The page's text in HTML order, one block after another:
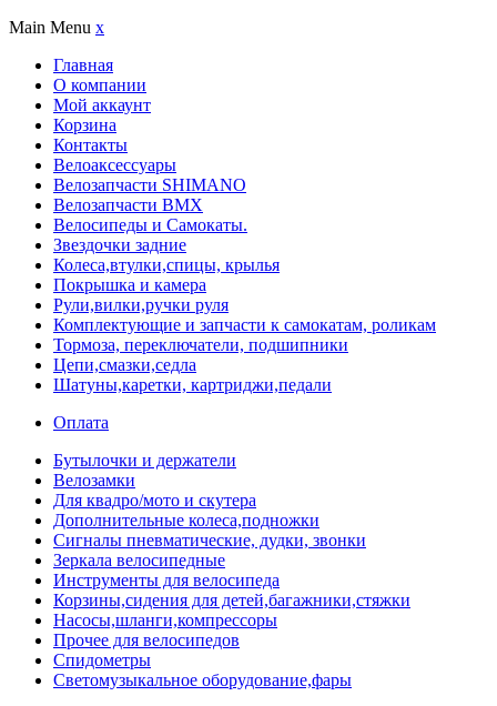
Main Menu x
Главная
О компании
Мой аккаунт
Корзина
Контакты
Велоаксессуары
Велозапчасти SHIMANO
Велозапчасти BMX
Велосипеды и Самокаты.
Звездочки задние
Колеса,втулки,спицы, крылья
Покрышка и камера
Рули,вилки,ручки руля
Комплектующие и запчасти к самокатам, роликам
Тормоза, переключатели, подшипники
Цепи,смазки,седла
Шатуны,каретки, картриджи,педали
Оплата
Бутылочки и держатели
Велозамки
Для квадро/мото и скутера
Дополнительные колеса,подножки
Сигналы пневматические, дудки, звонки
Зеркала велосипедные
Инструменты для велосипеда
Корзины,сидения для детей,багажники,стяжки
Насосы,шланги,компрессоры
Прочее для велосипедов
Спидометры
Светомузыкальное оборудование,фары